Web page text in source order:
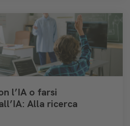
l’IA o farsi
Alla ricerca